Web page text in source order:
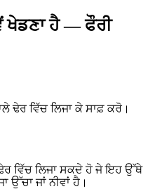
ਖੇਡਣਾ ਹੈ — ਫੌਰੀ
ਢੇਰ ਵਿੱਚ ਲਿਜਾ ਕੇ ਸਾਫ਼ ਕਰੋ।
ਵਿੱਚ ਲਿਜਾ ਸਕਦੇ ਹੋ ਜੇ ਇਹ ਉੱਥੇ
ਉੱਚਾ ਜਾਂ ਨੀਵਾਂ ਹੈ।